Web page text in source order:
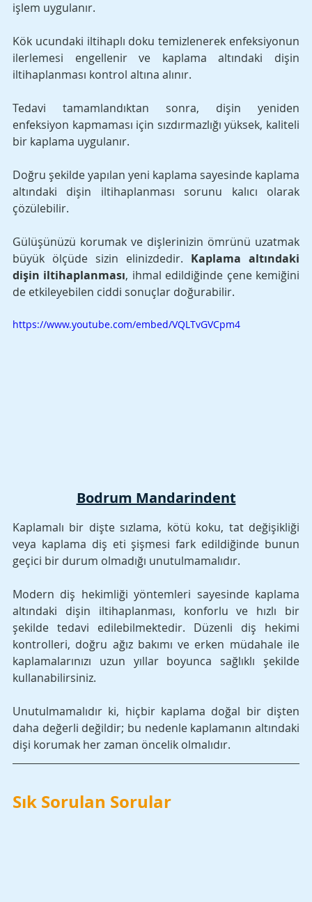
işlem uygulanır.
Kök ucundaki iltihaplı doku temizlenerek enfeksiyonun
ilerlemesi engellenir ve kaplama altındaki dişin
iltihaplanması kontrol altına alınır.
Tedavi tamamlandıktan sonra, dişin yeniden
enfeksiyon kapmaması için sızdırmazlığı yüksek, kaliteli
bir kaplama uygulanır.
Doğru şekilde yapılan yeni kaplama sayesinde kaplama
altındaki dişin iltihaplanması sorunu kalıcı olarak
çözülebilir.
Gülüşünüzü korumak ve dişlerinizin ömrünü uzatmak
büyük ölçüde sizin elinizdedir. Kaplama altındaki
dişin iltihaplanması, ihmal edildiğinde çene kemiğini
de etkileyebilen ciddi sonuçlar doğurabilir.
https://www.youtube.com/embed/VQLTvGVCpm4
Bodrum Mandarindent
Kaplamalı bir dişte sızlama, kötü koku, tat değişikliği
veya kaplama diş eti şişmesi fark edildiğinde bunun
geçici bir durum olmadığı unutulmamalıdır.
Modern diş hekimliği yöntemleri sayesinde kaplama
altındaki dişin iltihaplanması, konforlu ve hızlı bir
şekilde tedavi edilebilmektedir. Düzenli diş hekimi
kontrolleri, doğru ağız bakımı ve erken müdahale ile
kaplamalarınızı uzun yıllar boyunca sağlıklı şekilde
kullanabilirsiniz.
Unutulmamalıdır ki, hiçbir kaplama doğal bir dişten
daha değerli değildir; bu nedenle kaplamanın altındaki
dişi korumak her zaman öncelik olmalıdır.
Sık Sorulan Sorular